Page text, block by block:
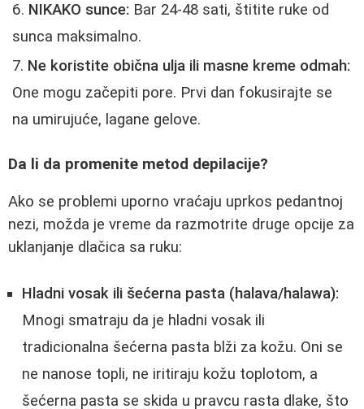
NIKAKO sunce: Bar 24-48 sati, štitite ruke od
sunca maksimalno.
Ne koristite obična ulja ili masne kreme odmah:
One mogu začepiti pore. Prvi dan fokusirajte se
na umirujuće, lagane gelove.
Da li da promenite metod depilacije?
Ako se problemi uporno vraćaju uprkos pedantnoj
nezi, možda je vreme da razmotrite druge opcije za
uklanjanje dlačica sa ruku:
Hladni vosak ili šećerna pasta (halava/halawa):
Mnogi smatraju da je hladni vosak ili
tradicionalna šećerna pasta blži za kožu. Oni se
ne nanose topli, ne iritiraju kožu toplotom, a
šećerna pasta se skida u pravcu rasta dlake, što